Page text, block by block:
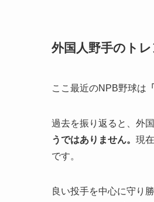
外国人野手のトレ
ここ最近のNPB野球は
過去を振り返ると、外
うではありません。 現
です。
良い投手を中心に守り